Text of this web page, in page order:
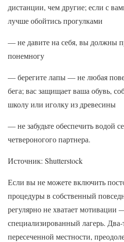
дистанции, чем другие; если с
лучше обойтись прогулками
— не давите на себя, вы должны
понемногу
— берегите лапы — не любая
бега; вас защищает ваша обувь,
школу или иголку из древесины
— не забудьте обеспечить водой
четвероногого партнера.
Источник: Shutterstock
Если вы не можете включить
процедуры в собственный
регулярно не хватает мотивации
специализированный лагерь.
пересеченной местности,